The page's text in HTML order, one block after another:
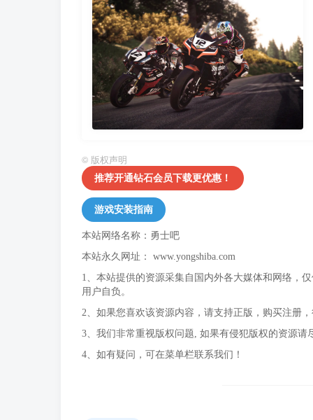
© 版权声明
推荐开通钻石会员下载更优惠！
游戏安装指南
本站网络名称：勇士吧
本站永久网址： www.yongshiba.com
1、本站提供的资源采集自国内外各大媒体和网络，
用户自负。
2、如果您喜欢该资源内容，请支持正版，购买注册
3、我们非常重视版权问题, 如果有侵犯版权的资源
4、如有疑问，可在菜单栏联系我们！